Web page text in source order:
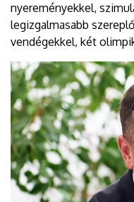
nyereményekkel,
legizgalmasabb
vendégekkel, két